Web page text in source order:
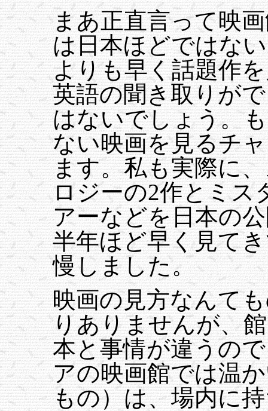
まあ正直言って映
は日本ほどではな
よりも早く話題作
英語の聞き取りが
はないでしょう。
ない映画を見るチ
ます。私も実際に
ロジーの2作とミス
アーなどを日本の
半年ほど早く見て
慢しました。
映画の見方なんて
りありませんが、
本と事情が違うの
アの映画館では温
もの）は、場内に